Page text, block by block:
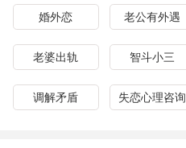
婚外恋 老公有外遇
老婆出轨 智斗小三
调解矛盾 失恋心理咨询